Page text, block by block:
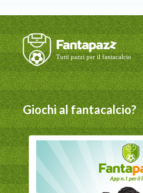
Giochi al fantacalcio?